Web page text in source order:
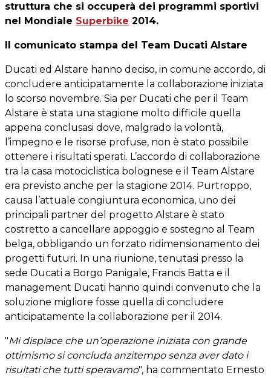
struttura che si occuperà dei programmi sportivi
nel Mondiale Superbike 2014.
Il comunicato stampa del Team Ducati Alstare
Ducati ed Alstare hanno deciso, in comune accordo, di
concludere anticipatamente la collaborazione iniziata
lo scorso novembre. Sia per Ducati che per il Team
Alstare è stata una stagione molto difficile quella
appena conclusasi dove, malgrado la volontà,
l’impegno e le risorse profuse, non è stato possibile
ottenere i risultati sperati. L’accordo di collaborazione
tra la casa motociclistica bolognese e il Team Alstare
era previsto anche per la stagione 2014. Purtroppo,
causa l’attuale congiuntura economica, uno dei
principali partner del progetto Alstare è stato
costretto a cancellare appoggio e sostegno al Team
belga, obbligando un forzato ridimensionamento dei
progetti futuri. In una riunione, tenutasi presso la
sede Ducati a Borgo Panigale, Francis Batta e il
management Ducati hanno quindi convenuto che la
soluzione migliore fosse quella di concludere
anticipatamente la collaborazione per il 2014.
"Mi dispiace che un’operazione iniziata con grande
ottimismo si concluda anzitempo senza aver dato i
risultati che tutti speravamo", ha commentato Ernesto